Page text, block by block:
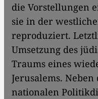
die Vorstellungen
sie in der
reproduziert.
Umsetzung des
Traums eines
Jerusalems.
nationalen